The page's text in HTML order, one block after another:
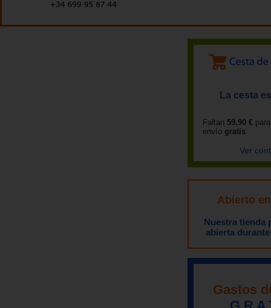
La cesta
Faltan 59,90 €
envío gratis
Ver
Abierto
Nuestra tienda
abierta
Gastos